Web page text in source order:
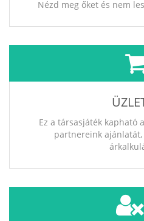
Nézd meg őket és nem
Ez a társasjáték kapható
partnereink